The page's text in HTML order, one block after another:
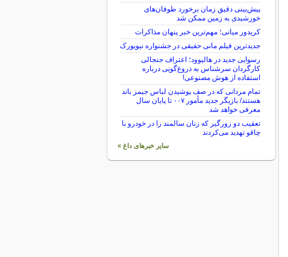
پیش‌بینی دقیق زمان برخورد طوفان‌های
خورشیدی به زمین ممکن شد
کریدور میانی؛ مهم‌ترین خبر پنهان مذاکرات
جدیدترین فیلم مانی حقیقی در جشنواره نیویورک
رسوایی جدید در هالیوود؛ اعتراف جنجالی
کارگردان سرشناس به دروغ‌گویی درباره
استفاده از هوش مصنوعی!
تمام مردانی که در صف پوشیدن لباس جیمز باند
هستند/ بازیگر جدید مأمور ۰۰۷ تا پایان سال
معرفی خواهد شد
تعقیب دو زورگیر که زنان سالمند را در خودرو با
چاقو تهدید می‌کردند
سایر خبرهای داغ »